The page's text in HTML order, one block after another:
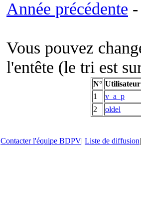
Année précédente
Vous pouvez
l'entête (le tri est
N° Utilisateur
1
v_a_p
2
oldel
Contacter l'équipe BDPV| Liste de diffusion